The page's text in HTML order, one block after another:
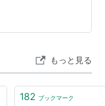
もっと見る
182 ブックマーク